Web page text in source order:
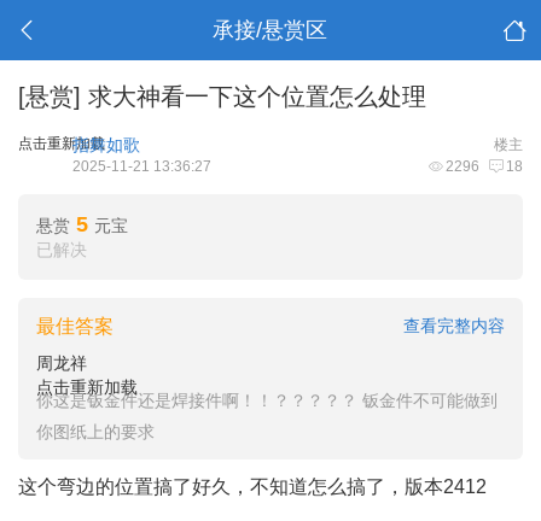
承接/悬赏区
[悬赏] 求大神看一下这个位置怎么处理
点击重新加载 楼主
指舞如歌
2296 18
2025-11-21 13:36:27
悬赏 5 元宝
已解决
查看完整内容
最佳答案
周龙祥
点击重新加载
你这是钣金件还是焊接件啊！！？？？？？ 钣金件不可能做到
你图纸上的要求
这个弯边的位置搞了好久，不知道怎么搞了，版本2412